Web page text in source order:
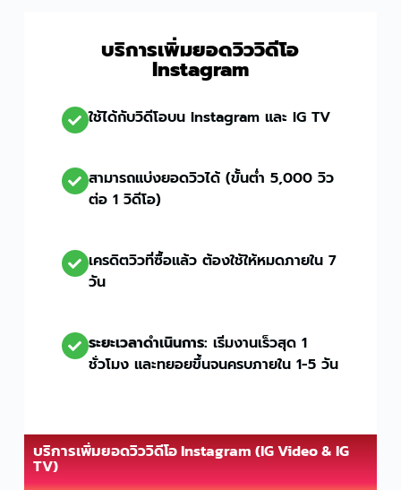
บริการเพิ่มยอดวิววิดีโอ
Instagram
ใช้ได้กับวิดีโอบน Instagram และ IG TV
สามารถแบ่งยอดวิวได้ (ขั้นต่ำ 5,000 วิว
ต่อ 1 วิดีโอ)
เครดิตวิวที่ซื้อแล้ว ต้องใช้ให้หมดภายใน 7
วัน
ระยะเวลาดำเนินการ: เริ่มงานเร็วสุด 1
ชั่วโมง และทยอยขึ้นจนครบภายใน 1-5 วัน
บริการเพิ่มยอดวิววิดีโอ Instagram (IG Video & IG
TV)